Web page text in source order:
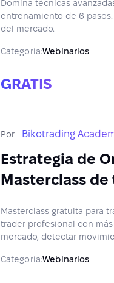
Domina técnicas
entrenamiento de 6
del mercado.
Categoría:Webinarios
GRATIS
Por Bikotrading
Estrategia de
Masterclass
Masterclass gratuita para
trader profesional con
mercado, detectar
Categoría:Webinarios